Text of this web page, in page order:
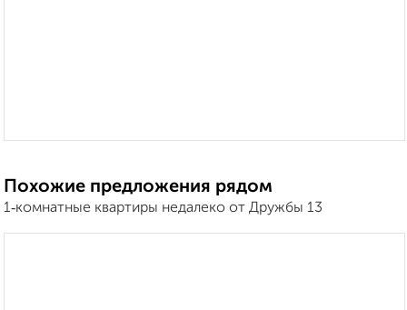
Похожие предложения рядом
1‑комнатные квартиры недалеко от Дружбы 13